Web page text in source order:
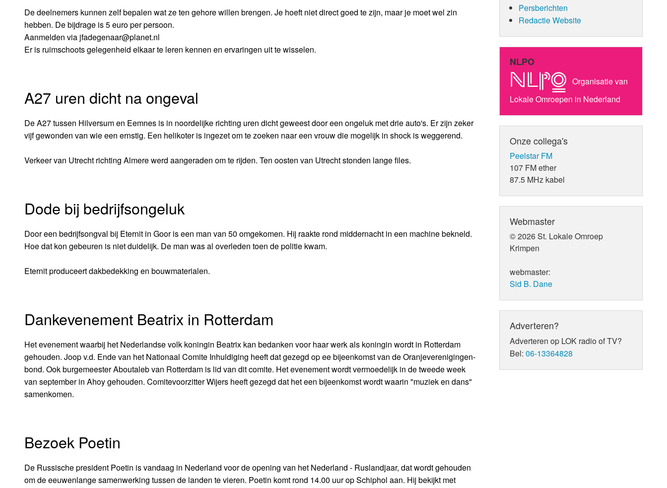
De deelnemers kunnen zelf bepalen wat ze ten gehore willen brengen. Je hoeft niet direct goed te zijn, maar je moet wel zin
hebben. De bijdrage is 5 euro per persoon.
Aanmelden via jfadegenaar@planet.nl
Er is ruimschoots gelegenheid elkaar te leren kennen en ervaringen uit te wisselen.
A27 uren dicht na ongeval
De A27 tussen Hilversum en Eemnes is in noordelijke richting uren dicht geweest door een ongeluk met drie auto's. Er zijn zeker
vijf gewonden van wie een ernstig. Een helikoter is ingezet om te zoeken naar een vrouw die mogelijk in shock is weggerend.
Verkeer van Utrecht richting Almere werd aangeraden om te rijden. Ten oosten van Utrecht stonden lange files.
Dode bij bedrijfsongeluk
Door een bedrijfsongval bij Eternit in Goor is een man van 50 omgekomen. Hij raakte rond middernacht in een machine bekneld.
Hoe dat kon gebeuren is niet duidelijk. De man was al overleden toen de politie kwam.
Eternit produceert dakbedekking en bouwmaterialen.
Dankevenement Beatrix in Rotterdam
Het evenement waarbij het Nederlandse volk koningin Beatrix kan bedanken voor haar werk als koningin wordt in Rotterdam
gehouden. Joop v.d. Ende van het Nationaal Comite Inhuldiging heeft dat gezegd op ee bijeenkomst van de Oranjeverenigingen-
bond. Ook burgemeester Aboutaleb van Rotterdam is lid van dit comite. Het evenement wordt vermoedelijk in de tweede week
van september in Ahoy gehouden. Comitevoorzitter Wijers heeft gezegd dat het een bijeenkomst wordt waarin "muziek en dans"
samenkomen.
Bezoek Poetin
De Russische president Poetin is vandaag in Nederland voor de opening van het Nederland - Ruslandjaar, dat wordt gehouden
om de eeuwenlange samenwerking tussen de landen te vieren. Poetin komt rond 14.00 uur op Schiphol aan. Hij bekijkt met
Persberichten
Redactie Website
NLPO
Organisatie van
Lokale Omroepen in Nederland
Onze collega's
Peelstar FM
107 FM ether
87.5 MHz kabel
Webmaster
© 2026 St. Lokale Omroep
Krimpen
webmaster:
Sid B. Dane
Adverteren?
Adverteren op LOK radio of TV?
Bel:06-13364828